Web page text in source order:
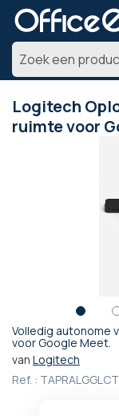
Logitech
ruimte voor
Volledig
voor Google Meet.
van Logitech
Ref. :
Ga
naar
begin